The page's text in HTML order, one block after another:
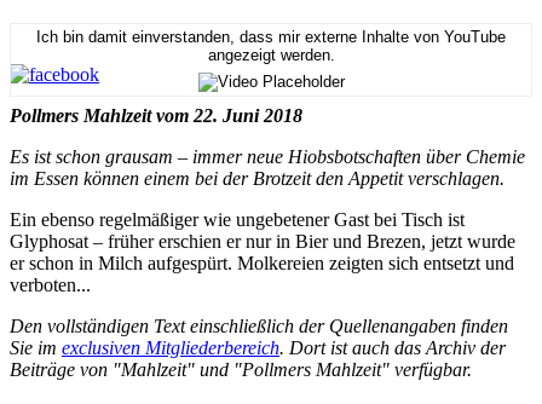
Ich bin damit einverstanden, dass mir externe Inhalte von YouTube
angezeigt werden.
Pollmers Mahlzeit vom 22. Juni 2018
Es ist schon grausam – immer neue Hiobsbotschaften über Chemie
im Essen können einem bei der Brotzeit den Appetit verschlagen.
Ein ebenso regelmäßiger wie ungebetener Gast bei Tisch ist
Glyphosat – früher erschien er nur in Bier und Brezen, jetzt wurde
er schon in Milch aufgespürt. Molkereien zeigten sich entsetzt und
verboten...
Den vollständigen Text einschließlich der Quellenangaben finden
Sie im exclusiven Mitgliederbereich. Dort ist auch das Archiv der
Beiträge von "Mahlzeit" und "Pollmers Mahlzeit" verfügbar.